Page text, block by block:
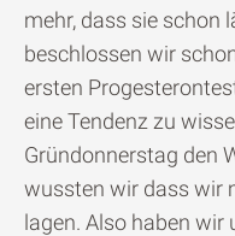
mehr, dass sie schon
beschlossen wir
ersten
eine Tendenz zu
Gründonnerstag den
wussten wir dass wir
lagen. Also haben wir